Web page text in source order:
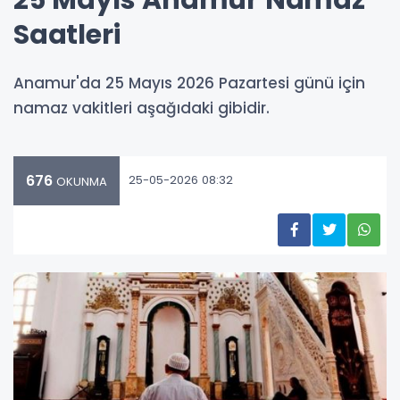
Saatleri
Anamur'da 25 Mayıs 2026 Pazartesi günü için
namaz vakitleri aşağıdaki gibidir.
676 OKUNMA 25-05-2026 08:32